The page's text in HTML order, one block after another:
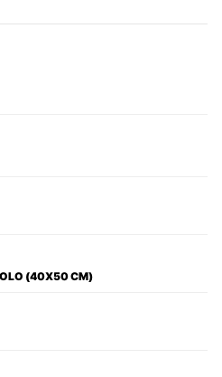
(40X50 CM)